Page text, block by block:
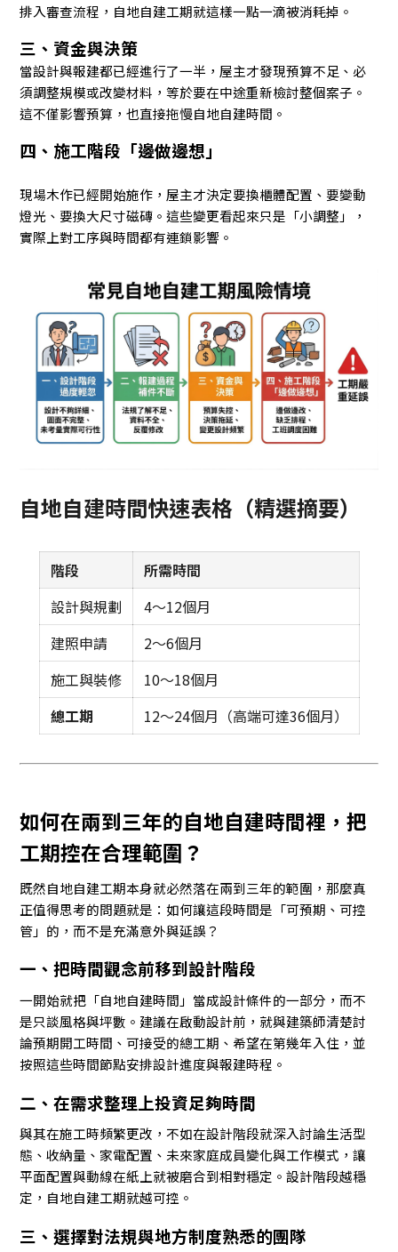
排入審查流程，自地自建工期就這樣一點一滴被消耗掉。
三、資金與決策
當設計與報建都已經進行了一半，屋主才發現預算不足、必
須調整規模或改變材料，等於要在中途重新檢討整個案子。
這不僅影響預算，也直接拖慢自地自建時間。
四、施工階段「邊做邊想」
現場木作已經開始施作，屋主才決定要換櫃體配置、要變動
燈光、要換大尺寸磁磚。這些變更看起來只是「小調整」，
實際上對工序與時間都有連鎖影響。
自地自建時間快速表格（精選摘要）
階段
所需時間
設計與規劃
4～12個月
建照申請
2～6個月
施工與裝修
10～18個月
總工期
12～24個月（高端可達36個月）
如何在兩到三年的自地自建時間裡，把
工期控在合理範圍？
既然自地自建工期本身就必然落在兩到三年的範圍，那麼真
正值得思考的問題就是：如何讓這段時間是「可預期、可控
管」的，而不是充滿意外與延誤？
一、把時間觀念前移到設計階段
一開始就把「自地自建時間」當成設計條件的一部分，而不
是只談風格與坪數。建議在啟動設計前，就與建築師清楚討
論預期開工時間、可接受的總工期、希望在第幾年入住，並
按照這些時間節點安排設計進度與報建時程。
二、在需求整理上投資足夠時間
與其在施工時頻繁更改，不如在設計階段就深入討論生活型
態、收納量、家電配置、未來家庭成員變化與工作模式，讓
平面配置與動線在紙上就被磨合到相對穩定。設計階段越穩
定，自地自建工期就越可控。
三、選擇對法規與地方制度熟悉的團隊